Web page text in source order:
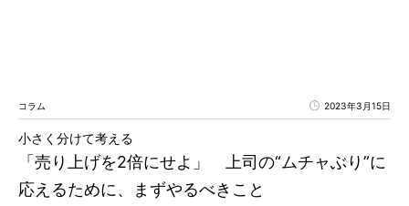
コラム 2023年3月15日
「売り上げを2倍にせよ」 上司の“ムチャぶり”に
応えるために、まずやるべきこと
小さく分けて考える